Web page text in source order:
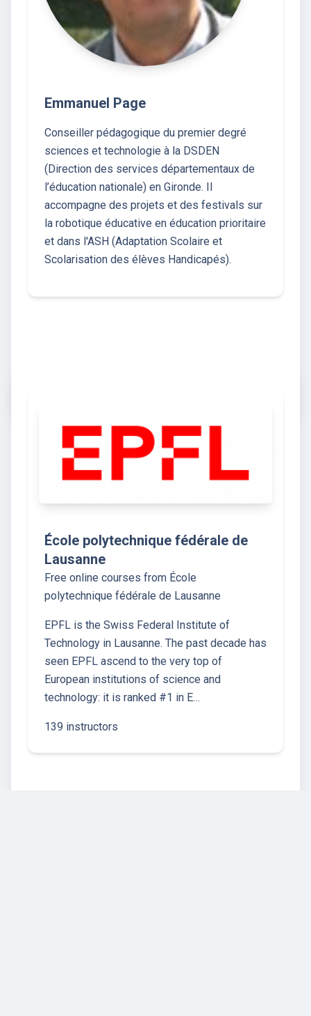
Emmanuel Page
Conseiller pédagogique du premier degré
sciences et technologie à la DSDEN
(Direction des services départementaux de
l’éducation nationale) en Gironde. Il
accompagne des projets et des festivals sur
la robotique éducative en éducation prioritaire
et dans l'ASH (Adaptation Scolaire et
Scolarisation des élèves Handicapés).
École polytechnique fédérale de
Lausanne
Free online courses from École
polytechnique fédérale de Lausanne
EPFL is the Swiss Federal Institute of
Technology in Lausanne. The past decade has
seen EPFL ascend to the very top of
European institutions of science and
technology: it is ranked #1 in E…
139 instructors